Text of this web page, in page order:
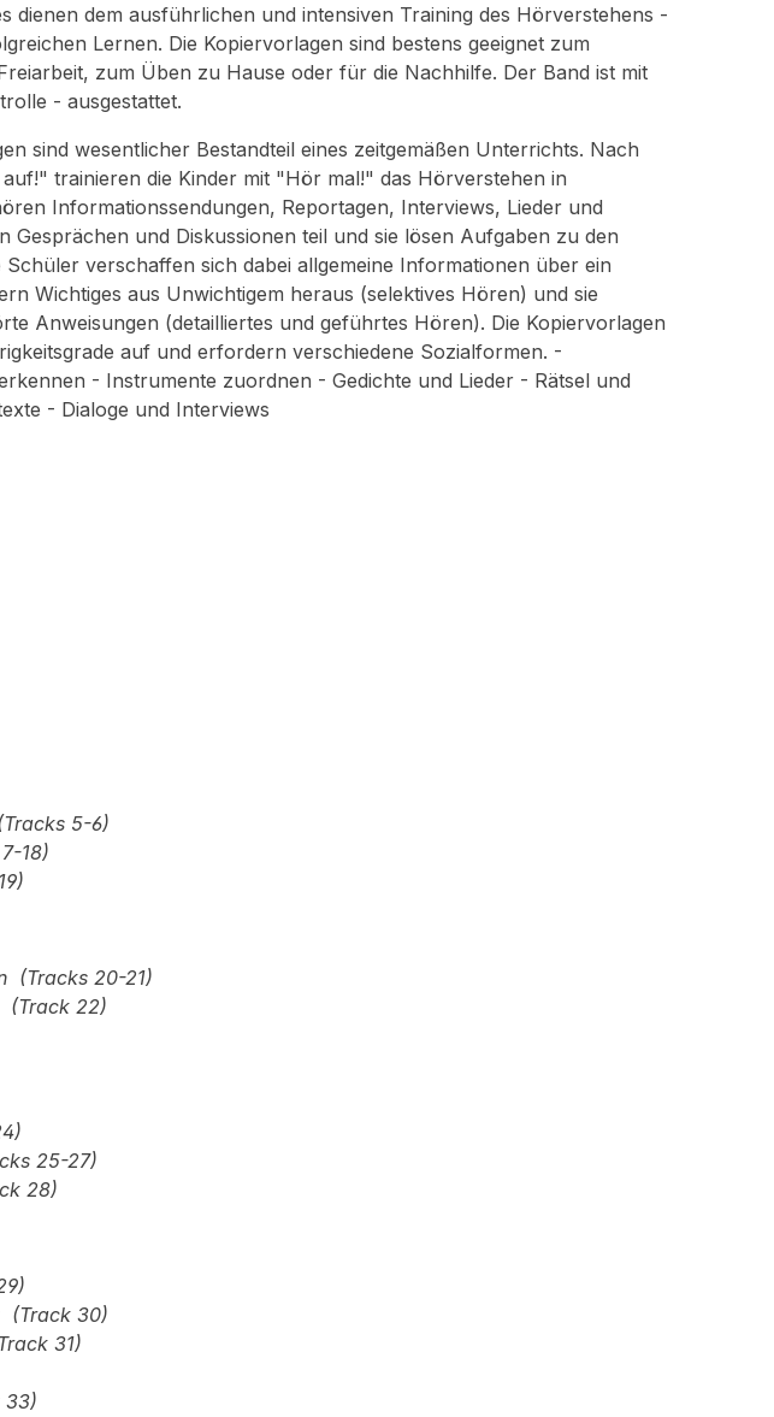
dienen dem ausführlichen und intensiven Training des Hörverstehens -
Lernen. Die Kopiervorlagen sind bestens geeignet zum
zum Üben zu Hause oder für die Nachhilfe. Der Band ist mit
- ausgestattet.
sind wesentlicher Bestandteil eines zeitgemäßen Unterrichts. Nach
trainieren die Kinder mit "Hör mal!" das Hörverstehen in
Informationssendungen, Reportagen, Interviews, Lieder und
Gesprächen und Diskussionen teil und sie lösen Aufgaben zu den
verschaffen sich dabei allgemeine Informationen über ein
Wichtiges aus Unwichtigem heraus (selektives Hören) und sie
Anweisungen (detailliertes und geführtes Hören). Die Kopiervorlagen
auf und erfordern verschiedene Sozialformen. -
- Instrumente zuordnen - Gedichte und Lieder - Rätsel und
- Dialoge und Interviews
5-6)
18)
(Tracks 20-21)
(Track 22)
25-27)
28)
(Track 30)
31)
33)